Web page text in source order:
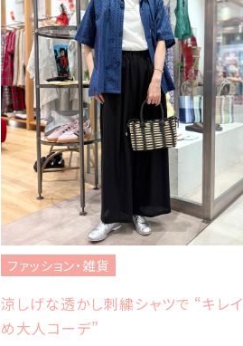
ファッション・雑貨
涼しげな透かし刺繍シャツで “キレイ
め大人コーデ”